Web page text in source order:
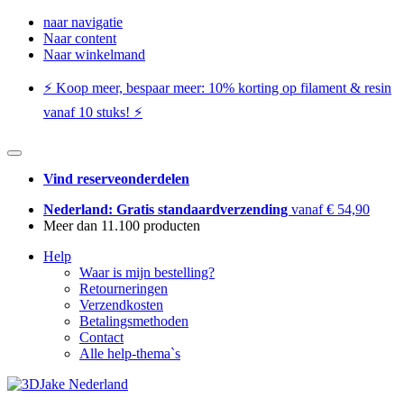
naar navigatie
Naar content
Naar winkelmand
⚡️ Koop meer, bespaar meer: ​​10% korting op filament & resin
vanaf 10 stuks! ⚡️
Vind reserveonderdelen
Nederland: Gratis standaardverzending vanaf € 54,90
Meer dan 11.100 producten
Help
Waar is mijn bestelling?
Retourneringen
Verzendkosten
Betalingsmethoden
Contact
Alle help-thema`s